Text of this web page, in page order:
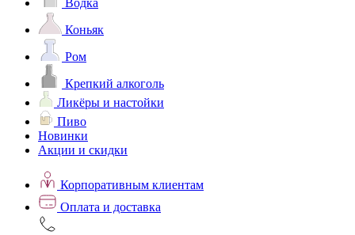
Водка
Коньяк
Ром
Крепкий алкоголь
Ликёры и настойки
Пиво
Новинки
Акции и скидки
Корпоративным клиентам
Оплата и доставка